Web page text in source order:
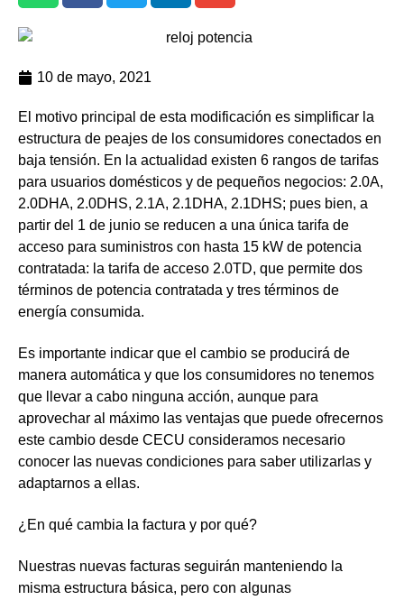
10 de mayo, 2021
El motivo principal de esta modificación es simplificar la
estructura de peajes de los consumidores conectados en
baja tensión. En la actualidad existen 6 rangos de tarifas
para usuarios domésticos y de pequeños negocios: 2.0A,
2.0DHA, 2.0DHS, 2.1A, 2.1DHA, 2.1DHS; pues bien, a
partir del 1 de junio se reducen a una única tarifa de
acceso para suministros con hasta 15 kW de potencia
contratada: la tarifa de acceso 2.0TD, que permite dos
términos de potencia contratada y tres términos de
energía consumida.
Es importante indicar que el cambio se producirá de
manera automática y que los consumidores no tenemos
que llevar a cabo ninguna acción, aunque para
aprovechar al máximo las ventajas que puede ofrecernos
este cambio desde CECU consideramos necesario
conocer las nuevas condiciones para saber utilizarlas y
adaptarnos a ellas.
¿En qué cambia la factura y por qué?
Nuestras nuevas facturas seguirán manteniendo la
misma estructura básica, pero con algunas